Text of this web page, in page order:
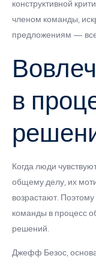
конструктивной
членом команды,
предложениям — все
в
Когда люди
общему делу, их
возрастают.
команды в процесс
решений.
Джефф Безос,